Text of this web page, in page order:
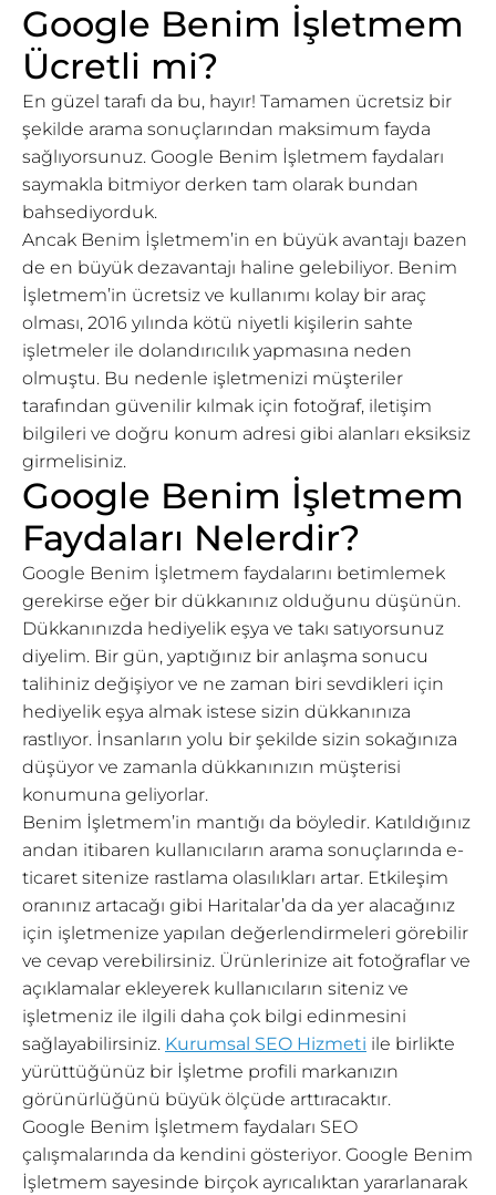
Google Benim İşletmem
Ücretli mi?
En güzel tarafı da bu, hayır! Tamamen ücretsiz bir
şekilde arama sonuçlarından maksimum fayda
sağlıyorsunuz. Google Benim İşletmem faydaları
saymakla bitmiyor derken tam olarak bundan
bahsediyorduk.
Ancak Benim İşletmem’in en büyük avantajı bazen
de en büyük dezavantajı haline gelebiliyor. Benim
İşletmem’in ücretsiz ve kullanımı kolay bir araç
olması, 2016 yılında kötü niyetli kişilerin sahte
işletmeler ile dolandırıcılık yapmasına neden
olmuştu. Bu nedenle işletmenizi müşteriler
tarafından güvenilir kılmak için fotoğraf, iletişim
bilgileri ve doğru konum adresi gibi alanları eksiksiz
girmelisiniz.
Google Benim İşletmem
Faydaları Nelerdir?
Google Benim İşletmem faydalarını betimlemek
gerekirse eğer bir dükkanınız olduğunu düşünün.
Dükkanınızda hediyelik eşya ve takı satıyorsunuz
diyelim. Bir gün, yaptığınız bir anlaşma sonucu
talihiniz değişiyor ve ne zaman biri sevdikleri için
hediyelik eşya almak istese sizin dükkanınıza
rastlıyor. İnsanların yolu bir şekilde sizin sokağınıza
düşüyor ve zamanla dükkanınızın müşterisi
konumuna geliyorlar.
Benim İşletmem’in mantığı da böyledir. Katıldığınız
andan itibaren kullanıcıların arama sonuçlarında e-
ticaret sitenize rastlama olasılıkları artar. Etkileşim
oranınız artacağı gibi Haritalar’da da yer alacağınız
için işletmenize yapılan değerlendirmeleri görebilir
ve cevap verebilirsiniz. Ürünlerinize ait fotoğraflar ve
açıklamalar ekleyerek kullanıcıların siteniz ve
işletmeniz ile ilgili daha çok bilgi edinmesini
sağlayabilirsiniz. Kurumsal SEO Hizmeti ile birlikte
yürüttüğünüz bir İşletme profili markanızın
görünürlüğünü büyük ölçüde arttıracaktır.
Google Benim İşletmem faydaları SEO
çalışmalarında da kendini gösteriyor. Google Benim
İşletmem sayesinde birçok ayrıcalıktan yararlanarak